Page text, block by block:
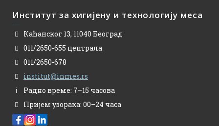
Институт за хигијену и технологију меса
Каћанског 13, 11040 Београд
011/2650-655 централа
011/2650-678
institut@inmes.rs
Радно време: 7–15 часова
Пријем узорака: 00–24 часа